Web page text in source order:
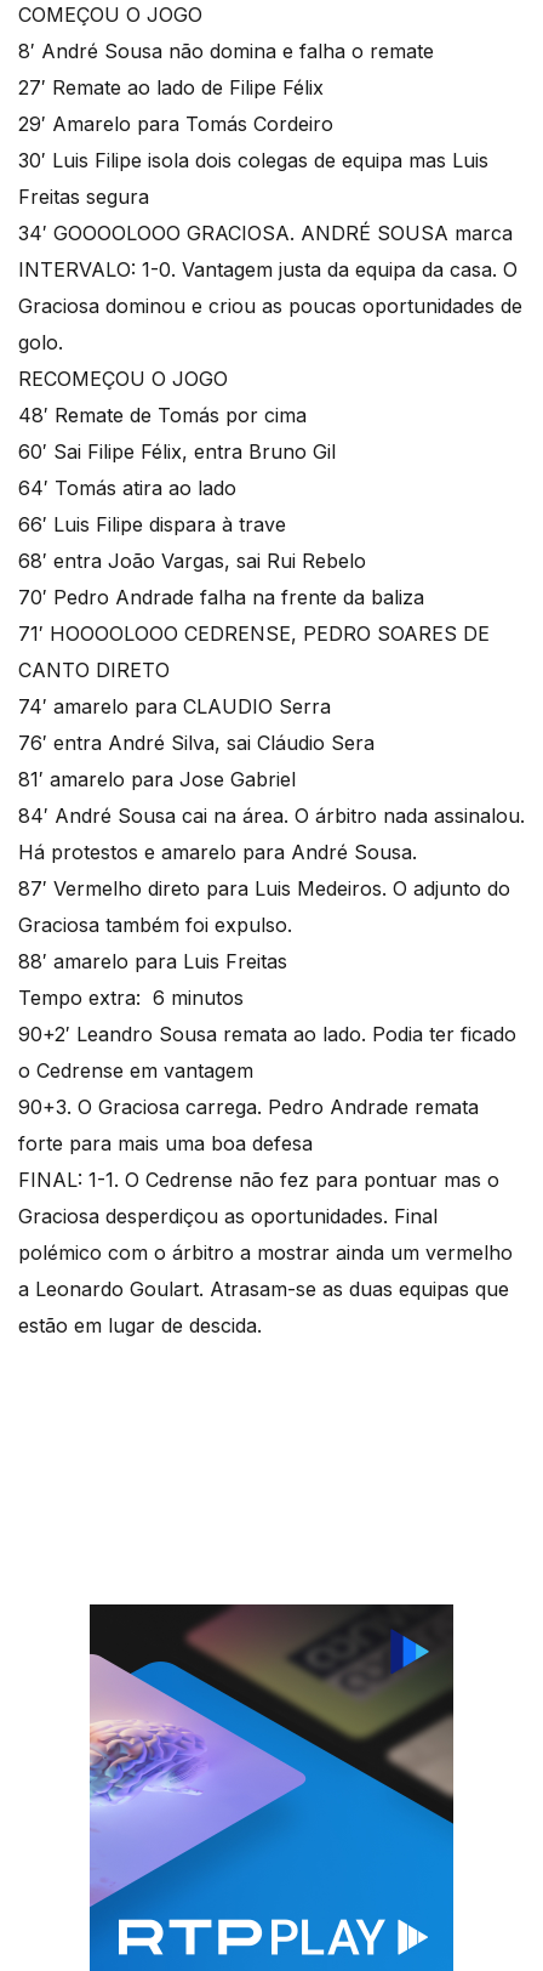
COMEÇOU O JOGO
8′ André Sousa não domina e falha o remate
27′ Remate ao lado de Filipe Félix
29′ Amarelo para Tomás Cordeiro
30′ Luis Filipe isola dois colegas de equipa mas Luis
Freitas segura
34′ GOOOOLOOO GRACIOSA. ANDRÉ SOUSA marca
INTERVALO: 1-0. Vantagem justa da equipa da casa. O
Graciosa dominou e criou as poucas oportunidades de
golo.
RECOMEÇOU O JOGO
48′ Remate de Tomás por cima
60′ Sai Filipe Félix, entra Bruno Gil
64′ Tomás atira ao lado
66′ Luis Filipe dispara à trave
68′ entra João Vargas, sai Rui Rebelo
70′ Pedro Andrade falha na frente da baliza
71′ HOOOOLOOO CEDRENSE, PEDRO SOARES DE
CANTO DIRETO
74′ amarelo para CLAUDIO Serra
76′ entra André Silva, sai Cláudio Sera
81′ amarelo para Jose Gabriel
84′ André Sousa cai na área. O árbitro nada assinalou.
Há protestos e amarelo para André Sousa.
87′ Vermelho direto para Luis Medeiros. O adjunto do
Graciosa também foi expulso.
88′ amarelo para Luis Freitas
Tempo extra: 6 minutos
90+2′ Leandro Sousa remata ao lado. Podia ter ficado
o Cedrense em vantagem
90+3. O Graciosa carrega. Pedro Andrade remata
forte para mais uma boa defesa
FINAL: 1-1. O Cedrense não fez para pontuar mas o
Graciosa desperdiçou as oportunidades. Final
polémico com o árbitro a mostrar ainda um vermelho
a Leonardo Goulart. Atrasam-se as duas equipas que
estão em lugar de descida.